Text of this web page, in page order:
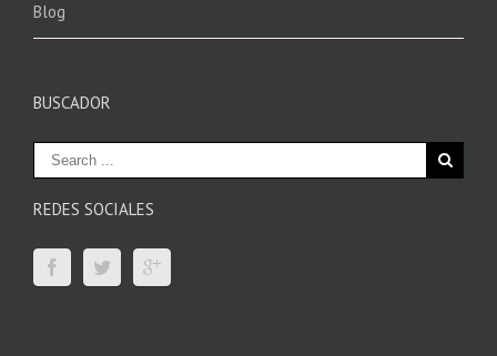
Blog
BUSCADOR
REDES SOCIALES